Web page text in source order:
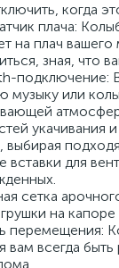
когда
плача:
на плач
зная, что
подключение:
музыку или
укачивания
выбирая
вставки для
сетка
на
перемещения:
вам всегда